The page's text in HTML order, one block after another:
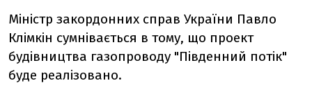
Міністр закордонних справ України Павло
Клімкін сумнівається в тому, що проект
будівництва газопроводу "Південний потік"
буде реалізовано.